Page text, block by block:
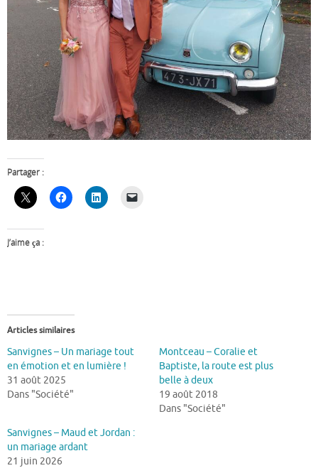
Partager :
J’aime ça :
Articles similaires
Sanvignes – Un mariage tout
en émotion et en lumière !
31 août 2025
Dans "Société"
Montceau – Coralie et
Baptiste, la route est plus
belle à deux
19 août 2018
Dans "Société"
Sanvignes – Maud et Jordan :
un mariage ardant
21 juin 2026